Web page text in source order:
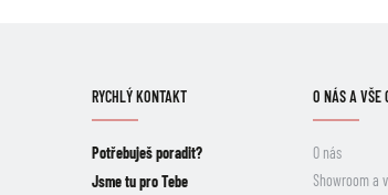
RYCHLÝ KONTAKT
Potřebuješ poradit?
Jsme tu pro Tebe
O NÁS A VŠE
O nás
Showroom a